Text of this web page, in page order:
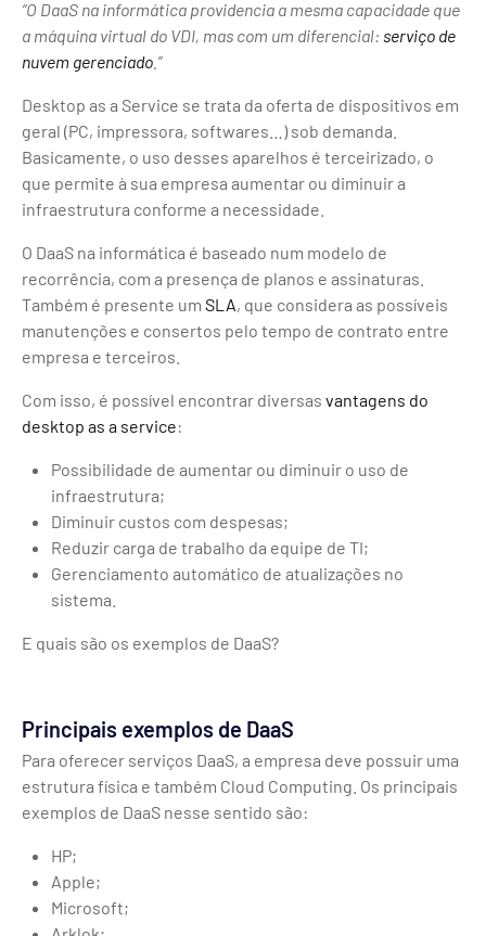
“O DaaS na informática providencia a mesma capacidade que
a máquina virtual do VDI, mas com um diferencial: serviço de
nuvem gerenciado .”
Desktop as a Service se trata da oferta de dispositivos em
geral (PC, impressora, softwares…) sob demanda.
Basicamente, o uso desses aparelhos é terceirizado, o
que permite à sua empresa aumentar ou diminuir a
infraestrutura conforme a necessidade.
O DaaS na informática é baseado num modelo de
recorrência, com a presença de planos e assinaturas.
Também é presente um SLA, que considera as possíveis
manutenções e consertos pelo tempo de contrato entre
empresa e terceiros.
Com isso, é possível encontrar diversas vantagens do
desktop as a service:
Possibilidade de aumentar ou diminuir o uso de
infraestrutura;
Diminuir custos com despesas;
Reduzir carga de trabalho da equipe de TI;
Gerenciamento automático de atualizações no
sistema.
E quais são os exemplos de DaaS?
Principais exemplos de DaaS
Para oferecer serviços DaaS, a empresa deve possuir uma
estrutura física e também Cloud Computing. Os principais
exemplos de DaaS nesse sentido são:
HP;
Apple;
Microsoft;